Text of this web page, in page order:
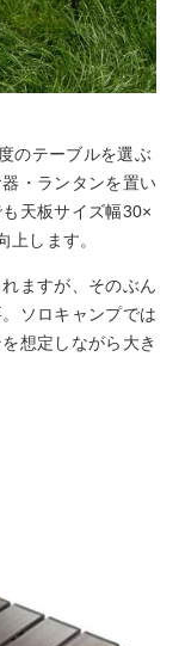
のテーブルを選ぶ
・ランタンを置い
天板サイズ幅30×
します。
ますが、そのぶん
ソロキャンプでは
想定しながら大き